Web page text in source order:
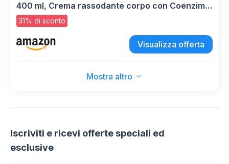
400 ml, Crema rassodante corpo con Coenzima
Q10 Puro e Vitamina C, Crema idratante corpo
72h per pelli normali per una pelle più tonica ed
elastica
31% di sconto
Visualizza offerta
Mostra altro
Iscriviti e ricevi offerte speciali ed
esclusive